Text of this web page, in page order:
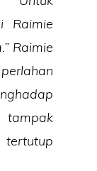
Raimie
Raimie
tertutup